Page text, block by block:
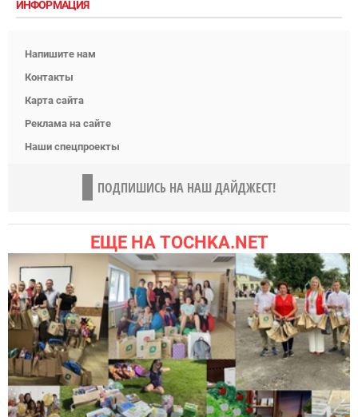
ИНФОРМАЦИЯ
Напишите нам
Контакты
Карта сайта
Реклама на сайте
Наши спецпроекты
ПОДПИШИСЬ НА НАШ ДАЙДЖЕСТ!
ЕЩЕ НА TOCHKA.NET